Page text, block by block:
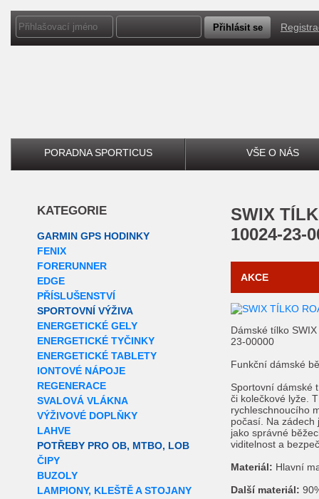
PORADNA SPORTICUS VŠE O NÁS
KATEGORIE
GARMIN GPS HODINKY
FENIX
FORERUNNER
EDGE
PŘÍSLUŠENSTVÍ
SPORTOVNÍ VÝŽIVA
ENERGETICKÉ GELY
ENERGETICKÉ TYČINKY
ENERGETICKÉ TABLETY
IONTOVÉ NÁPOJE
REGENERACE
SVALOVÁ VLÁKNA
VÝŽIVOVÉ DOPLŇKY
LAHVE
POTŘEBY PRO OB, MTBO, LOB
ČIPY
BUZOLY
LAMPIONY, KLEŠTĚ A STOJANY
SWIX
10024-23-
AKCE
Dámské tílko
23-00000
Funkční dámské
Sportovní dámské
či kolečkové lyže.
rychleschnoucího
počasí. Na zádech
jako správné
viditelnost a
Materiál: Hlavní
Další materiál: